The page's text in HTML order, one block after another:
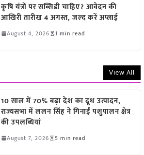
कृषि यंत्रों पर सब्सिडी चाहिए? आवेदन की
आखिरी तारीख 4 अगस्त, जल्द करें अप्लाई
August 4, 2026 1 min read
View All
10 साल में 70% बढ़ा देश का दूध उत्पादन,
राज्यसभा में ललन सिंह ने गिनाईं पशुपालन क्षेत्र
की उपलब्धियां
August 7, 2026 5 min read